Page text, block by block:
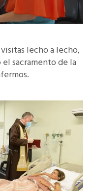
lecho a lecho,
sacramento de la